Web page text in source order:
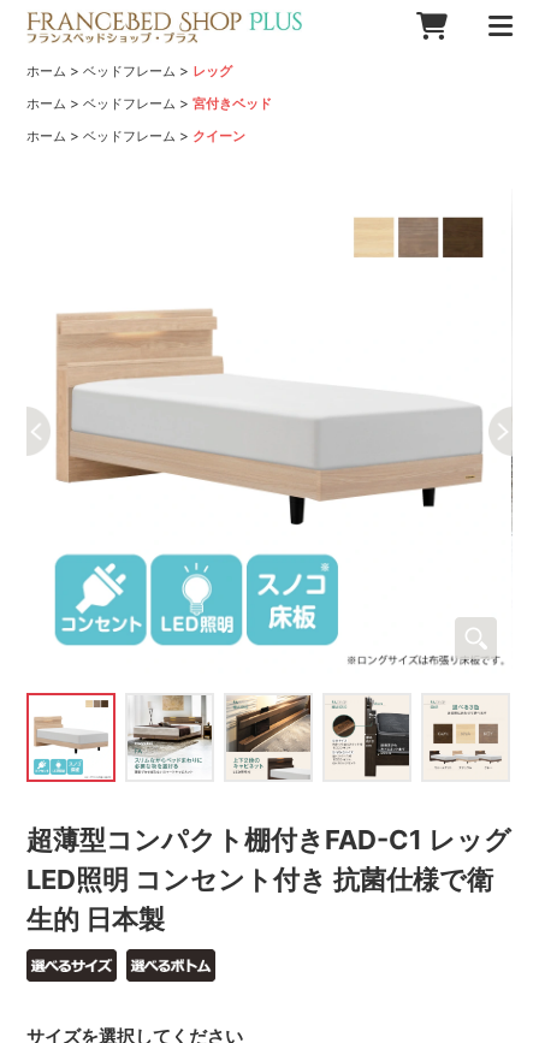
ホーム >ベッドフレーム > レッグ
ホーム >ベッドフレーム >宮付きベッド
ホーム >ベッドフレーム > クイーン
超薄型コンパクト棚付きFAD-C1 レッグ
LED照明 コンセント付き 抗菌仕様で衛
生的 日本製
サイズを選択してください